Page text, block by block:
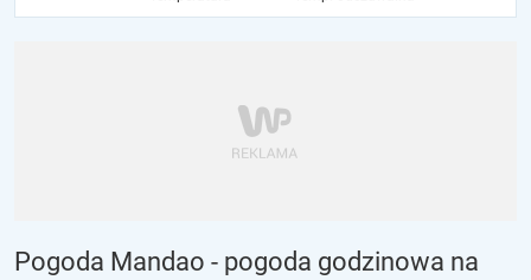
Pogoda Mandao - pogoda godzinowa na